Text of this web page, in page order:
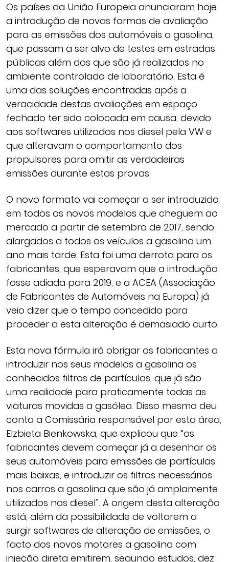
Os países da União Europeia anunciaram hoje
a introdução de novas formas de avaliação
para as emissões dos automóveis a gasolina,
que passam a ser alvo de testes em estradas
públicas além dos que são já realizados no
ambiente controlado de laboratório. Esta é
uma das soluções encontradas após a
veracidade destas avaliações em espaço
fechado ter sido colocada em causa, devido
aos softwares utilizados nos diesel pela VW e
que alteravam o comportamento dos
propulsores para omitir as verdadeiras
emissões durante estas provas.
O novo formato vai começar a ser introduzido
em todos os novos modelos que cheguem ao
mercado a partir de setembro de 2017, sendo
alargados a todos os veículos a gasolina um
ano mais tarde. Esta foi uma derrota para os
fabricantes, que esperavam que a introdução
fosse adiada para 2019, e a ACEA (Associação
de Fabricantes de Automóveis na Europa) já
veio dizer que o tempo concedido para
proceder a esta alteração é demasiado curto.
Esta nova fórmula irá obrigar os fabricantes a
introduzir nos seus modelos a gasolina os
conhecidos filtros de partículas, que já são
uma realidade para praticamente todas as
viaturas movidas a gasóleo. Disso mesmo deu
conta a Comissária responsável por esta área,
Elzbieta Bienkowska, que explicou que “os
fabricantes devem começar já a desenhar os
seus automóveis para emissões de partículas
mais baixas, e introduzir os filtros necessários
nos carros a gasolina que são já amplamente
utilizados nos diesel”. A origem desta alteração
está, além da possibilidade de voltarem a
surgir softwares de alteração de emissões, o
facto dos novos motores a gasolina com
injeção direta emitirem, segundo estudos, dez